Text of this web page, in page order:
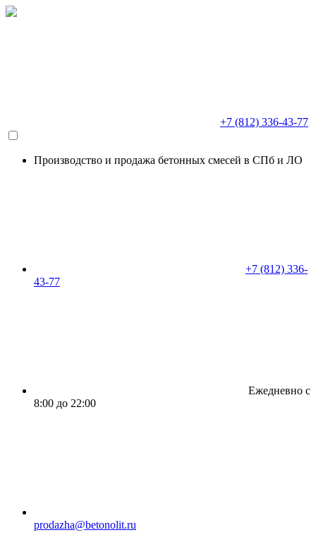
+7 (812) 336-43-77
Производство и продажа бетонных смесей в СПб и ЛО
+7 (812) 336-
43-77
Ежедневно с
8:00 до 22:00
prodazha@betonolit.ru